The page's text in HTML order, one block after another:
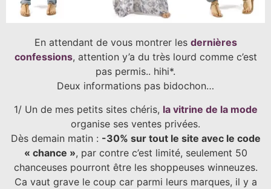
En attendant de vous montrer les dernières
confessions, attention y’a du très lourd comme c’est
pas permis.. hihi*.
Deux informations pas bidochon…
1/ Un de mes petits sites chéris, la vitrine de la mode
organise ses ventes privées.
Dès demain matin : -30% sur tout le site avec le code
« chance », par contre c’est limité, seulement 50
chanceuses pourront être les shoppeuses winneuzes.
Ca vaut grave le coup car parmi leurs marques, il y a